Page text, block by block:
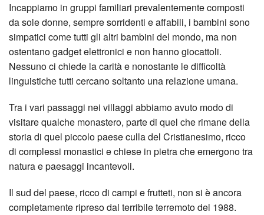
Incappiamo in gruppi familiari prevalentemente composti
da sole donne, sempre sorridenti e affabili, i bambini sono
simpatici come tutti gli altri bambini del mondo, ma non
ostentano gadget elettronici e non hanno giocattoli.
Nessuno ci chiede la carità e nonostante le difficoltà
linguistiche tutti cercano soltanto una relazione umana.
Tra i vari passaggi nei villaggi abbiamo avuto modo di
visitare qualche monastero, parte di quel che rimane della
storia di quel piccolo paese culla del Cristianesimo, ricco
di complessi monastici e chiese in pietra che emergono tra
natura e paesaggi incantevoli.
Il sud del paese, ricco di campi e frutteti, non si è ancora
completamente ripreso dal terribile terremoto del 1988.